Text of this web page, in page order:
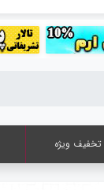
تخفیف ویژه